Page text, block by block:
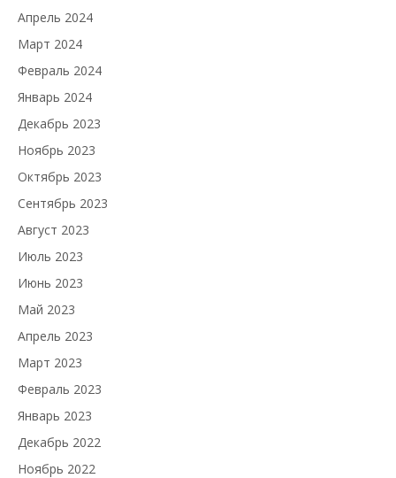
Апрель 2024
Март 2024
Февраль 2024
Январь 2024
Декабрь 2023
Ноябрь 2023
Октябрь 2023
Сентябрь 2023
Август 2023
Июль 2023
Июнь 2023
Май 2023
Апрель 2023
Март 2023
Февраль 2023
Январь 2023
Декабрь 2022
Ноябрь 2022